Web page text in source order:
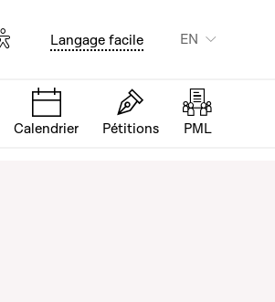
Options d'accessibilité
Langage facile EN
Calendrier Pétitions PML